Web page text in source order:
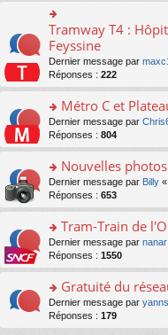
c
e
nt
pl
u
s
ré
c
e
n
o
n
lu
le
pl
u
s
ré
c
s
s
g
e
n
lu
le
pl
u
s
ré
c
er
le
m
e
s
s
a
g
e
n
o
n
lu
le
pl
u
ré
c
e
nt
o
n
ult
er
le
m
e
s
s
a
g
e
n
o
n
lu
le
pl
s
ré
c
Tramway T4 :
Feyssine
Dernier message par
Réponses : 222
o
n
s
ult
er
le
m
e
s
s
a
g
n
o
n
Métro C et
Dernier message par
Réponses : 804
o
n
s
ult
er
le
m
e
s
s
a
g
Nouvelles
Dernier message par Billy «
Réponses : 653
o
n
s
ult
er
le
m
Tram-Train de
Dernier message par nanar
Réponses : 1550
o
n
s
Gratuité du
Dernier message par
Réponses : 179